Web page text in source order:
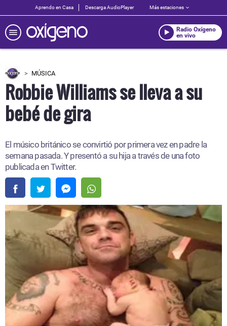
Aprendo en Casa Descarga AudioPlayer Más estaciones
Radio Oxígeno
en vivo
MÚSICA
Robbie Williams se lleva a su
bebé de gira
El músico británico se convirtió por primera vez en padre la
semana pasada. Y presentó a su hija a través de una foto
publicada en Twitter.